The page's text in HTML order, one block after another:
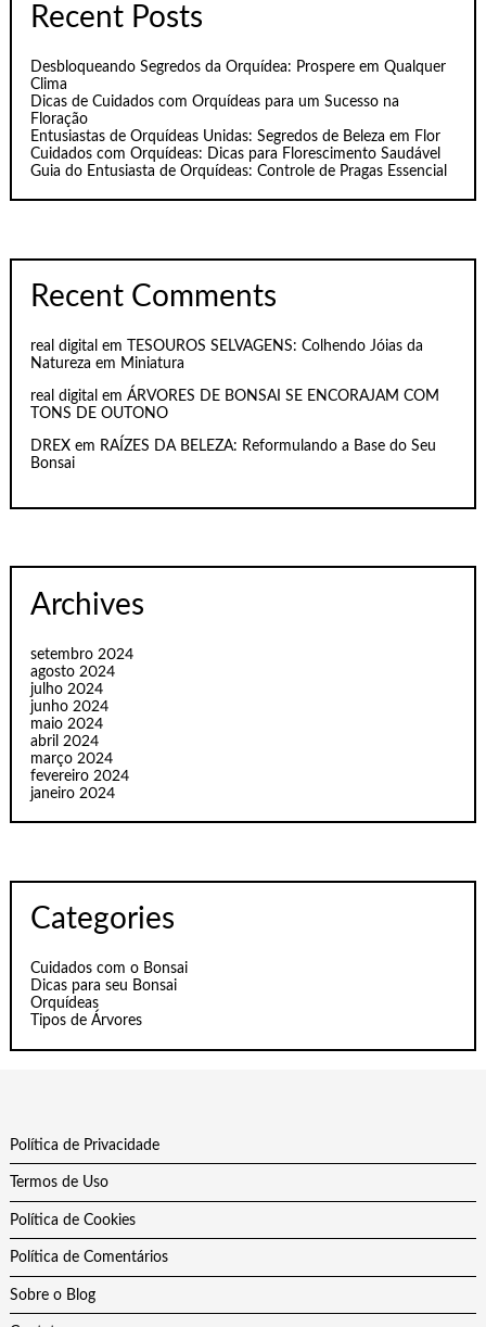
Recent Posts
Desbloqueando Segredos da Orquídea: Prospere em Qualquer
Clima
Dicas de Cuidados com Orquídeas para um Sucesso na
Floração
Entusiastas de Orquídeas Unidas: Segredos de Beleza em Flor
Cuidados com Orquídeas: Dicas para Florescimento Saudável
Guia do Entusiasta de Orquídeas: Controle de Pragas Essencial
Recent Comments
real digital em
TESOUROS SELVAGENS: Colhendo Jóias da
Natureza em Miniatura
real digital emÁRVORES DE BONSAI SE ENCORAJAM COM
TONS DE OUTONO
DREX em RAÍZES DA BELEZA: Reformulando a Base do Seu
Bonsai
Archives
setembro 2024
agosto 2024
julho 2024
junho 2024
maio 2024
abril 2024
março 2024
fevereiro 2024
janeiro 2024
Categories
Cuidados com o Bonsai
Dicas para seu Bonsai
Orquídeas
Tipos de Árvores
Política de Privacidade
Termos de Uso
Política de Cookies
Política de Comentários
Sobre o Blog